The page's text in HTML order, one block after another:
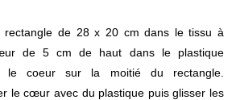
rectangle de 28 x 20 cm dans le tissu à
de 5 cm de haut dans le plastique
le coeur sur la moitié du rectangle.
le cœur avec du plastique puis glisser les